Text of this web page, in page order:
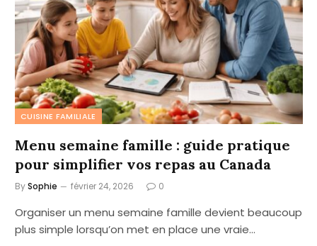
CUISINE FAMILIALE
Menu semaine famille : guide pratique
pour simplifier vos repas au Canada
BySophie février 24, 2026 0
Organiser un menu semaine famille devient beaucoup
plus simple lorsqu’on met en place une vraie…